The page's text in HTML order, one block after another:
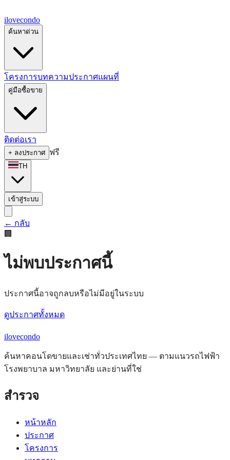
ilovecondo
ค้นหาด่วน
โครงการบทความประกาศแผนที่
คู่มือซื้อขาย
ติดต่อเรา
+ ลงประกาศ ฟรี
TH
เข้าสู่ระบบ
← กลับ
🏢
ไม่พบประกาศนี้
ประกาศนี้อาจถูกลบหรือไม่มีอยู่ในระบบ
ดูประกาศทั้งหมด
ilovecondo
ค้นหาคอนโดขายและเช่าทั่วประเทศไทย — ตามแนวรถไฟฟ้า
โรงพยาบาล มหาวิทยาลัย และย่านที่ใช่
สำรวจ
หน้าหลัก
ประกาศ
โครงการ